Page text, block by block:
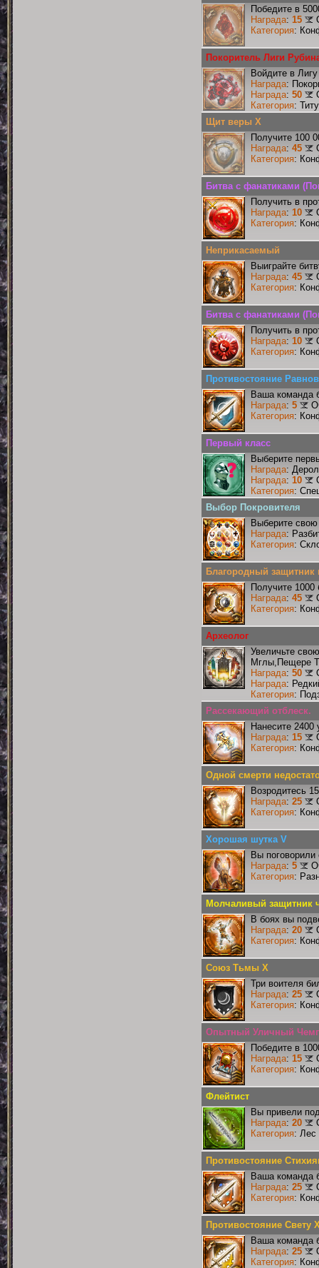
Победите в
Награда: 15
Категория:
Покоритель Лиги
Войдите в
Награда:
Награда: 50
Категория:
Щит веры X
Получите 100
Награда: 45
Категория:
Битва с фанатиками
Получить в
Награда: 10
Категория:
Неприкасаемый
Выиграйте
Награда: 45
Категория:
Битва с фанатиками
Получить в
Награда: 10
Категория:
Противостояние
Ваша команда
Награда: 5
Категория:
Первый класс
Выберите
Награда:
Награда: 10
Категория:
Выбор Покровителя
Выберите свою
Награда:
Категория:
Благородный защитник
Получите 1000
Награда: 45
Категория:
Археолог
Увеличьте
Мглы,Пещере
Награда: 50
Награда:
Категория:
Рассекающий отблеск.
Нанесите 2400
Награда: 15
Категория:
Одной смерти
Возродитесь
Награда: 25
Категория:
Хорошая шутка V
Вы
Награда: 5
Категория:
Молчаливый защитник
В боях вы
Награда: 20
Категория:
Союз Тьмы X
Три воителя
Награда: 25
Категория:
Опытный Уличный
Победите в
Награда: 15
Категория:
Флейтист
Вы привели
Награда: 20
Категория: Лес
Противостояние
Ваша команда
Награда: 25
Категория:
Противостояние Свету
Ваша команда
Награда: 25
Категория: